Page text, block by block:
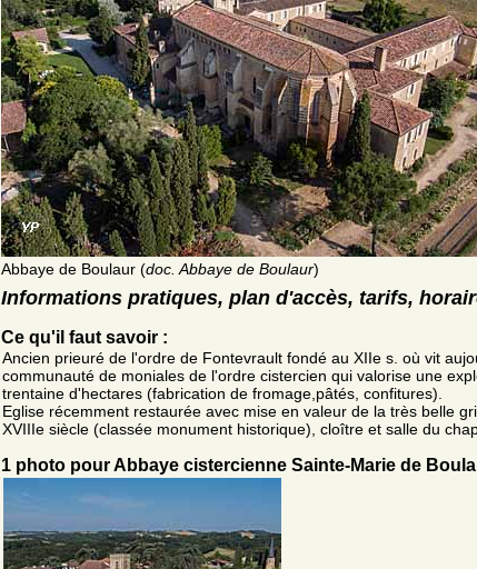
Abbaye de Boulaur (doc. Abbaye de Boulaur)
Informations pratiques, plan d'accès, tarifs,
Ce qu'il faut savoir :
Ancien prieuré de l'ordre de Fontevrault fondé au XIIe s. où vit
communauté de moniales de l'ordre cistercien qui valorise une
trentaine d'hectares (fabrication de fromage,pâtés, confitures).
Eglise récemment restaurée avec mise en valeur de la très belle
XVIIIe siècle (classée monument historique), cloître et salle du
1 photo pour Abbaye cistercienne Sainte-Marie de